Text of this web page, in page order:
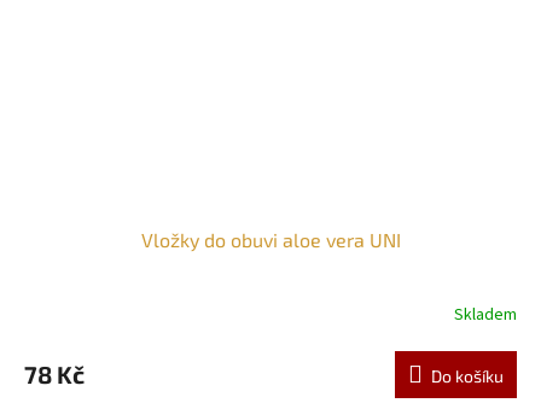
Vložky do obuvi aloe vera UNI
produktu
je
Skladem
78 Kč Do košíku